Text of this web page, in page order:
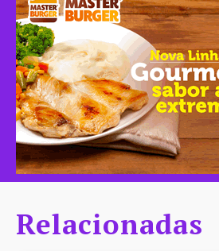
Relacionadas